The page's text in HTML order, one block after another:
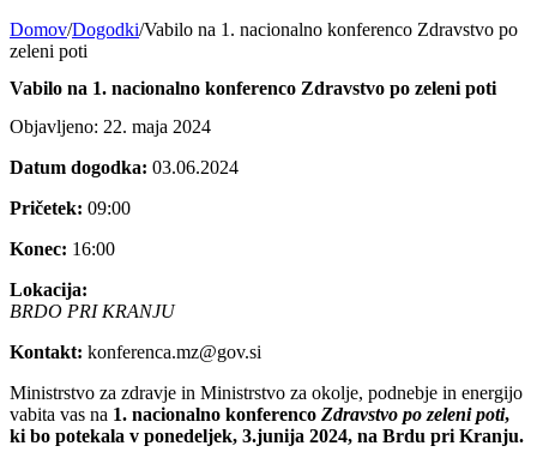
Domov/Dogodki/Vabilo na 1. nacionalno konferenco Zdravstvo po
zeleni poti
Vabilo na 1. nacionalno konferenco Zdravstvo po zeleni poti
Objavljeno: 22. maja 2024
Datum dogodka: 03.06.2024
Pričetek: 09:00
Konec: 16:00
Lokacija:
BRDO PRI KRANJU
Kontakt: konferenca.mz@gov.si
Ministrstvo za zdravje in Ministrstvo za okolje, podnebje in energijo
vabita vas na 1. nacionalno konferenco Zdravstvo po zeleni poti,
ki bo potekala v ponedeljek, 3.junija 2024, na Brdu pri Kranju.